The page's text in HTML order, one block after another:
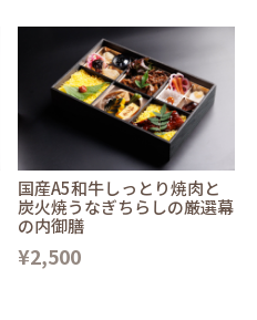
国産A5和牛しっとり焼肉と
炭火焼うなぎちらしの厳選幕
の内御膳
¥2,500